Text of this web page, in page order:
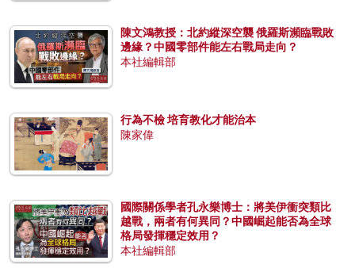
陳文鴻教授：北約縱深空襲 俄羅斯瀕臨戰敗
邊緣？中國零部件能左右戰局走向？
本社編輯部
行為不檢 培育教化才能治本
陳家偉
國際關係學者孔永樂博士：將美伊衝突類比
越戰，兩者有何異同？中國崛起能否為全球
格局發揮穩定效用？
本社編輯部